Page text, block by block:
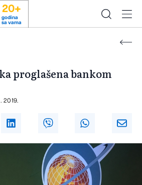
20+
godina
sa vama
proglašena bankom
2019.